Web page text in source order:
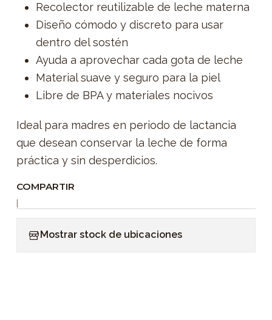
Recolector reutilizable de leche materna
Diseño cómodo y discreto para usar
dentro del sostén
Ayuda a aprovechar cada gota de leche
Material suave y seguro para la piel
Libre de BPA y materiales nocivos
Ideal para madres en periodo de lactancia
que desean conservar la leche de forma
práctica y sin desperdicios.
COMPARTIR
|
Mostrar stock de ubicaciones